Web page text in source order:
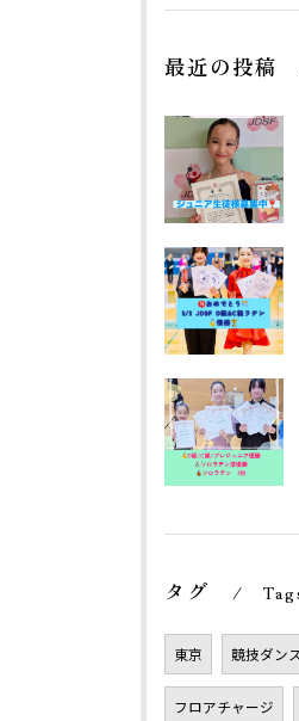
最近の投稿
タグ
東京 競技ダンス
フロアチャージ